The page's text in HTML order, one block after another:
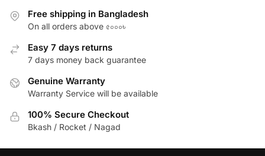
Free shipping in Bangladesh
On all orders above ৫০০০৳
Easy 7 days returns
7 days money back guarantee
Genuine Warranty
Warranty Service will be available
100% Secure Checkout
Bkash / Rocket / Nagad